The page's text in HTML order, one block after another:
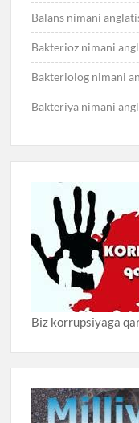
Balans nimani
Bakterioz nimani
Bakteriolog nimani
Bakteriya nimani
Biz korrupsiyaga